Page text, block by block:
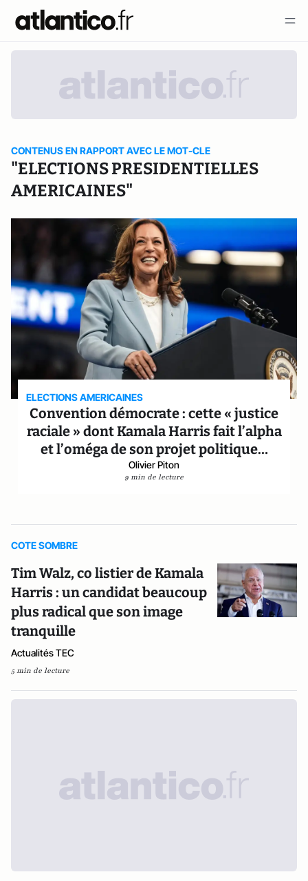
CONTENUS EN RAPPORT AVEC LE MOT-CLE
"ELECTIONS PRESIDENTIELLES
AMERICAINES"
ELECTIONS AMERICAINES
Convention démocrate : cette « justice
raciale » dont Kamala Harris fait l’alpha
et l’oméga de son projet politique…
Olivier Piton
9 min de lecture
COTE SOMBRE
Tim Walz, co listier de Kamala
Harris : un candidat beaucoup
plus radical que son image
tranquille
Actualités TEC
5 min de lecture